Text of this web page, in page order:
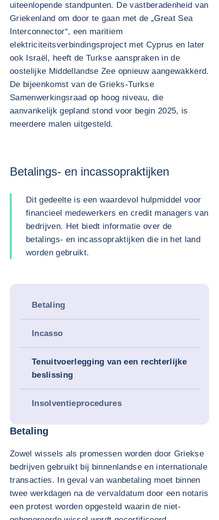
uiteenlopende standpunten. De vastberadenheid van
Griekenland om door te gaan met de „Great Sea
Interconnector“, een maritiem
elektriciteitsverbindingsproject met Cyprus en later
ook Israël, heeft de Turkse aanspraken in de
oostelijke Middellandse Zee opnieuw aangewakkerd.
De bijeenkomst van de Grieks-Turkse
Samenwerkingsraad op hoog niveau, die
aanvankelijk gepland stond voor begin 2025, is
meerdere malen uitgesteld.
Betalings- en incassopraktijken
Dit gedeelte is een waardevol hulpmiddel voor
financieel medewerkers en credit managers van
bedrijven. Het biedt informatie over de
betalings- en incassopraktijken die in het land
worden gebruikt.
Betaling
Incasso
Tenuitvoerlegging van een rechterlijke
beslissing
Insolventieprocedures
Betaling
Zowel wissels als promessen worden door Griekse
bedrijven gebruikt bij binnenlandse en internationale
transacties. In geval van wanbetaling moet binnen
twee werkdagen na de vervaldatum door een notaris
een protest worden opgesteld waarin de niet-